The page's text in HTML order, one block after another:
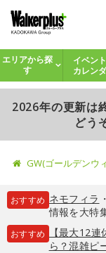
エリアから探
す
イベント
カレン
2026年の更新は
どう
GW(ゴールデンウ
おすすめ ネモフィラ ・
情報を大特
おすすめ
【最大12
ら？混雑ピ